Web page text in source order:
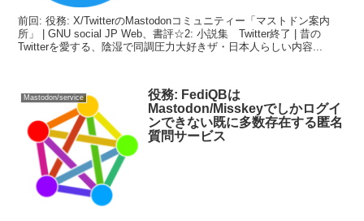
前回: 役務: X/TwitterのMastodonコミュニティー「マストドン案内
所」 | GNU social JP Web、書評☆2: 小説集 Twitter終了 | 昔の
Twitterを愛する、陰湿で同調圧力大好きザ・日本人らしい内容...
Mastodon/service
役務: FediQBは
Mastodon/Misskeyでしかログイ
ンできない既に多数存在する匿名
質問サービス